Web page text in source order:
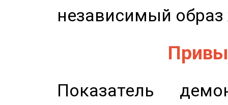
независимый
Показатель